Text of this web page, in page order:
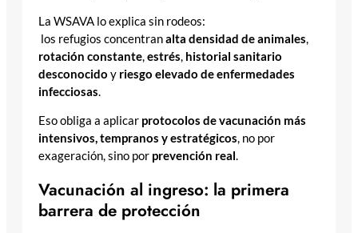
La WSAVA lo explica sin rodeos:
los refugios concentranalta densidad de animales,
rotación constante,estrés, historial sanitario
desconocido y riesgo elevado de enfermedades
infecciosas.
Eso obliga a aplicar protocolos de vacunación más
intensivos, tempranos y estratégicos, no por
exageración, sino por prevención real.
Vacunación al ingreso: la primera
barrera de protección